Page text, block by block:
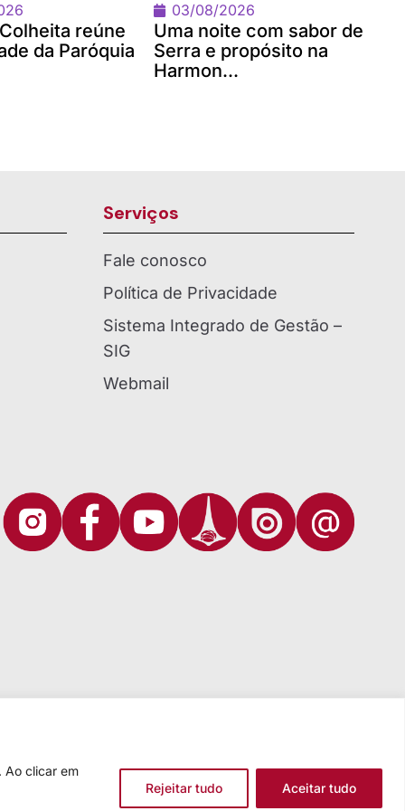
Ao clicar em
Rejeitar tudo Aceitar tudo
reúne
da Paróquia
03/08/2026
Uma noite com sabor de
Serra e propósito na
Harmon...
Serviços
Fale conosco
Política de Privacidade
Sistema Integrado de Gestão –
SIG
Webmail